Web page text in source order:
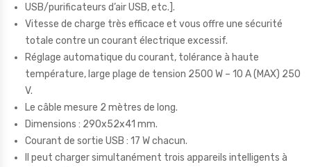
USB/purificateurs d’air USB, etc.].
Vitesse de charge très efficace et vous offre une sécurité
totale contre un courant électrique excessif.
Réglage automatique du courant, tolérance à haute
température, large plage de tension 2500 W – 10 A (MAX) 250
V.
Le câble mesure 2 mètres de long.
Dimensions : 290x52x41 mm.
Courant de sortie USB : 17 W chacun.
Il peut charger simultanément trois appareils intelligents à